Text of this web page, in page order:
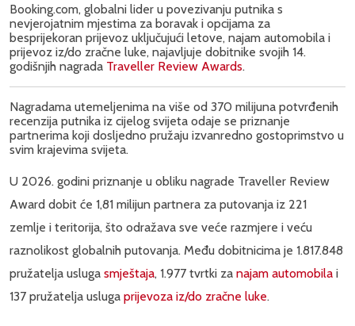
Booking.com, globalni lider u povezivanju putnika s
nevjerojatnim mjestima za boravak i opcijama za
besprijekoran prijevoz uključujući letove, najam automobila i
prijevoz iz/do zračne luke, najavljuje dobitnike svojih 14.
godišnjih nagrada Traveller Review Awards.
Nagradama utemeljenima na više od 370 milijuna potvrđenih
recenzija putnika iz cijelog svijeta odaje se priznanje
partnerima koji dosljedno pružaju izvanredno gostoprimstvo u
svim krajevima svijeta.
U 2026. godini priznanje u obliku nagrade Traveller Review
Award dobit će 1,81 milijun partnera za putovanja iz 221
zemlje i teritorija, što odražava sve veće razmjere i veću
raznolikost globalnih putovanja. Među dobitnicima je 1.817.848
pružatelja usluga smještaja, 1.977 tvrtki za najam automobila i
137 pružatelja usluga prijevoza iz/do zračne luke.